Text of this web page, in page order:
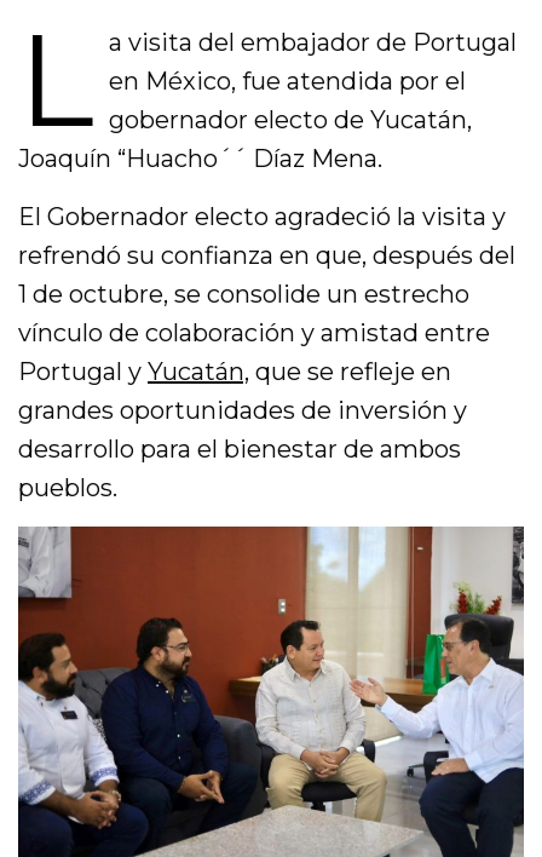
L a visita del embajador de Portugal
en México, fue atendida por el
gobernador electo de Yucatán,
Joaquín “Huacho´´ Díaz Mena.
El Gobernador electo agradeció la visita y
refrendó su confianza en que, después del
1 de octubre, se consolide un estrecho
vínculo de colaboración y amistad entre
Portugal yYucatán, que se refleje en
grandes oportunidades de inversión y
desarrollo para el bienestar de ambos
pueblos.